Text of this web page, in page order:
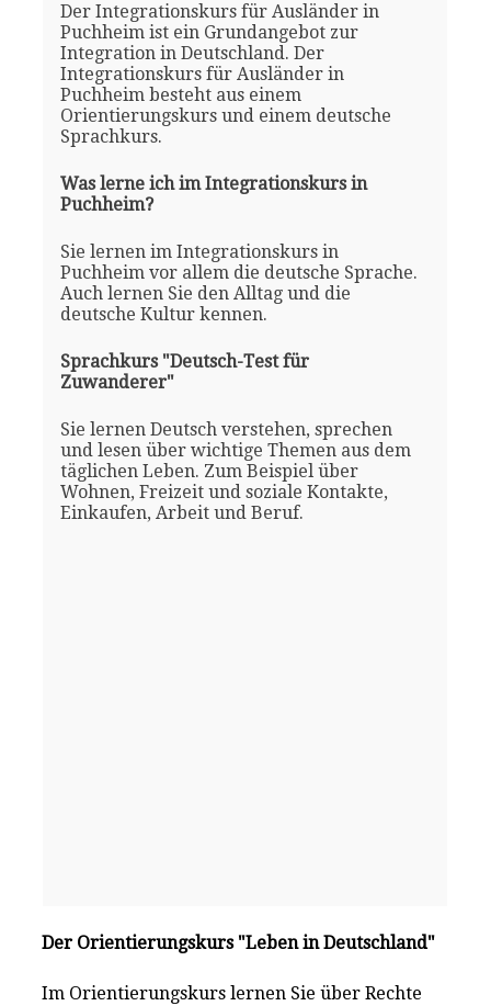
Der Integrationskurs für Ausländer in
Puchheim ist ein Grundangebot zur
Integration in Deutschland. Der
Integrationskurs für Ausländer in
Puchheim besteht aus einem
Orientierungskurs und einem deutsche
Sprachkurs.
Was lerne ich im Integrationskurs in
Puchheim?
Sie lernen im Integrationskurs in
Puchheim vor allem die deutsche Sprache.
Auch lernen Sie den Alltag und die
deutsche Kultur kennen.
Sprachkurs "Deutsch-Test für
Zuwanderer"
Sie lernen Deutsch verstehen, sprechen
und lesen über wichtige Themen aus dem
täglichen Leben. Zum Beispiel über
Wohnen, Freizeit und soziale Kontakte,
Einkaufen, Arbeit und Beruf.
Der Orientierungskurs "Leben in Deutschland"
Im Orientierungskurs lernen Sie über Rechte